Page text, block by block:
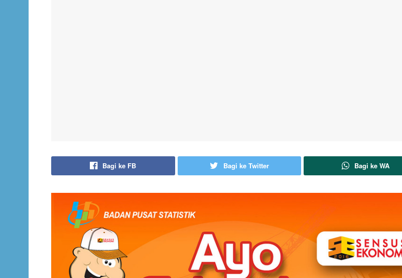
Bagi ke FB Bagi ke Twitter Bagi ke WA